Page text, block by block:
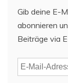
Gib deine E-
abonnieren
Beiträge via
E-
Mail-